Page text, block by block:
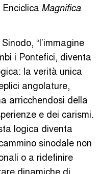
Magnifica
“l’immagine
i Pontefici, diventa
la verità unica
angolature,
arricchendosi della
e dei carismi.
logica diventa
sinodale non
o a ridefinire
dinamiche di